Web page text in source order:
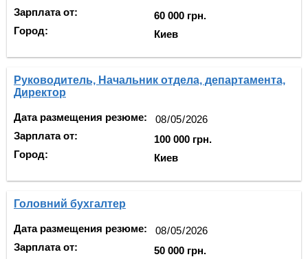
Зарплата от:
Город:
60 000 грн.
Киев
Руководитель, Начальник отдела, департамента,
Директор
Дата размещения резюме:
Зарплата от:
Город:
100 000 грн.
Киев
Головний бухгалтер
Дата размещения резюме:
Зарплата от:
50 000 грн.